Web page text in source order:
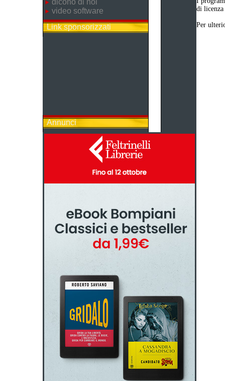
dicono di noi
video software
Link sponsorizzati
Annunci
di licenza
Per